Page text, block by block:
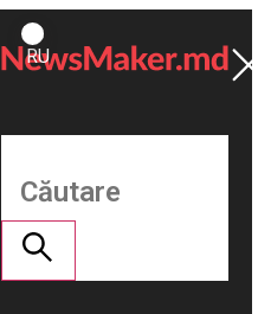
ROMÂNĂ
RU
Susține
NM